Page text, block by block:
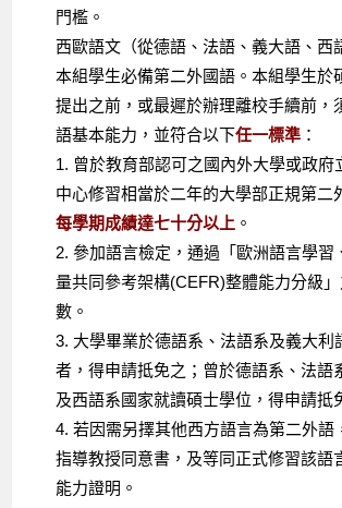
門檻。
西歐語文（從德語、法語、義大語、西
本組學生必備第二外國語。本組學生於
提出之前，或最遲於辦理離校手續前，
語基本能力，並符合以下任一標準 ：
1. 曾於教育部認可之國內外大學或政府
中心修習相當於二年的大學部正規第二
每學期成績達七十分以上 。
2. 參加語言檢定，通過「歐洲語言學習
量共同參考架構(CEFR)整體能力分級
數。
3. 大學畢業於德語系、法語系及義大利
者，得申請抵免之；曾於德語系、法語
及西語系國家就讀碩士學位，得申請抵
4. 若因需另擇其他西方語言為第二外語
指導教授同意書，及等同正式修習該語
能力證明。